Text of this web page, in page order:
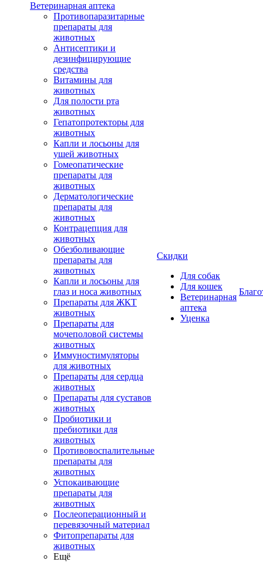
Ветеринарная аптека
Противопаразитарные
препараты для
животных
Антисептики и
дезинфицирующие
средства
Витамины для
животных
Для полости рта
животных
Гепатопротекторы для
животных
Капли и лосьоны для
ушей животных
Гомеопатические
препараты для
животных
Дерматологические
препараты для
животных
Контрацепция для
животных
Обезболивающие
препараты для
животных
Капли и лосьоны для
глаз и носа животных
Препараты для ЖКТ
животных
Препараты для
мочеполовой системы
животных
Иммуностимуляторы
для животных
Препараты для сердца
животных
Препараты для суставов
животных
Пробиотики и
пребиотики для
животных
Противовоспалительные
препараты для
животных
Успокаивающие
препараты для
животных
Послеоперационный и
перевязочный материал
Фитопрепараты для
животных
Ещё
Скидки
Для собак
Для кошек
Ветеринарная
аптека
Уценка